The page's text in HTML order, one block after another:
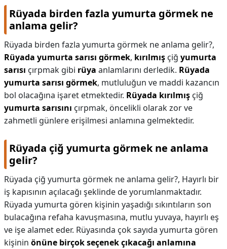
Rüyada birden fazla yumurta görmek ne
anlama gelir?
Rüyada birden fazla yumurta görmek ne anlama gelir?,
Rüyada yumurta sarısı görmek, kırılmış çiğ yumurta
sarısı çırpmak gibi rüya anlamlarını derledik. Rüyada
yumurta sarısı görmek, mutluluğun ve maddi kazancın
bol olacağına işaret etmektedir. Rüyada kırılmış çiğ
yumurta sarısını çırpmak, öncelikli olarak zor ve
zahmetli günlere erişilmesi anlamına gelmektedir.
Rüyada çiğ yumurta görmek ne anlama
gelir?
Rüyada çiğ yumurta görmek ne anlama gelir?, Hayırlı bir
iş kapısının açılacağı şeklinde de yorumlanmaktadır.
Rüyada yumurta gören kişinin yaşadığı sıkıntıların son
bulacağına refaha kavuşmasına, mutlu yuvaya, hayırlı eş
ve işe alamet eder. Rüyasında çok sayıda yumurta gören
kişinin önüne birçok seçenek çıkacağı anlamına